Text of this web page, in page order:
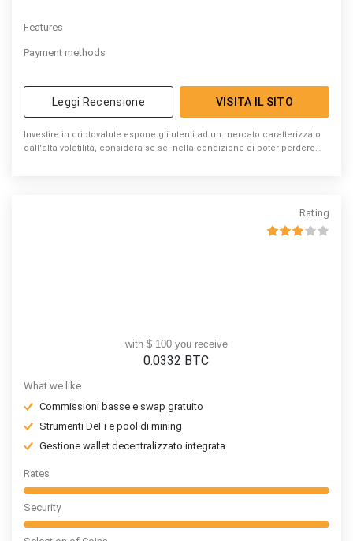
Features
Payment methods
Leggi Recensione VISITA IL SITO
Investire in criptovalute espone gli utenti ad un mercato caratterizzato
dall'alta volatilità, considera se sei nella condizione di poter perdere
Rating
with $ 100 you receive
0.0332 BTC
What we like
Commissioni basse e swap gratuito
Strumenti DeFi e pool di mining
Gestione wallet decentralizzato integrata
Rates
Security